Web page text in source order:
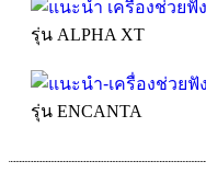
รุ่น ALPHA XT
รุ่น ENCANTA